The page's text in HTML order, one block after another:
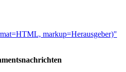
markup=Herausgeber)"